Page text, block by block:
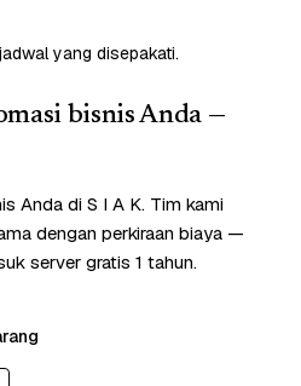
yang disepakati.
bisnis Anda —
Anda di S I A K. Tim kami
dengan perkiraan biaya —
server gratis 1 tahun.